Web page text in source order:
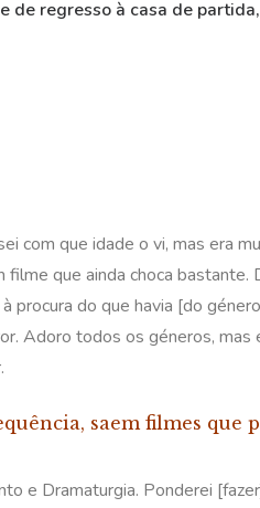
de regresso à casa de
com que idade o vi, mas era
que ainda choca bastante.
procura do que havia [do
Adoro todos os géneros, mas
saem filmes que
e Dramaturgia. Ponderei